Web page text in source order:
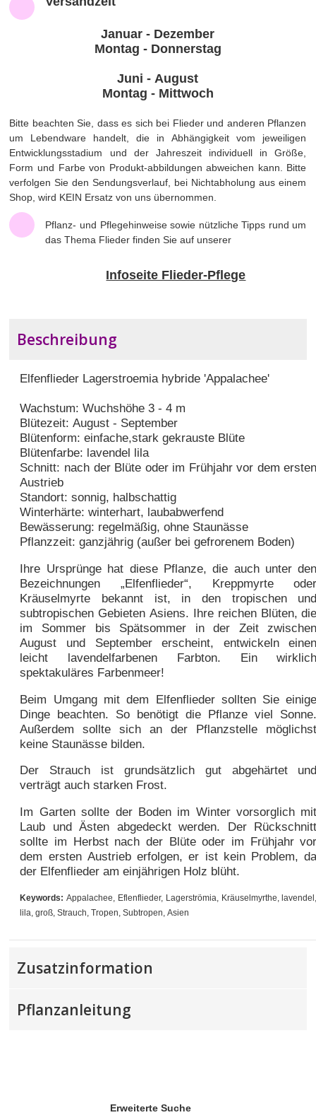
Januar - Dezember
Montag - Donnerstag
Juni - August
Montag - Mittwoch
Bitte beachten Sie, dass es sich bei Flieder und anderen Pflanzen
um Lebendware handelt, die in Abhängigkeit vom jeweiligen
Entwicklungsstadium und der Jahreszeit individuell in Größe,
Form und Farbe von Produkt-abbildungen abweichen kann. Bitte
verfolgen Sie den Sendungsverlauf, bei Nichtabholung aus einem
Shop, wird KEIN Ersatz von uns übernommen.
Pflanz- und Pflegehinweise sowie nützliche Tipps rund um
das Thema Flieder finden Sie auf unserer
Infoseite Flieder-Pflege
Beschreibung
Elfenflieder Lagerstroemia hybride 'Appalachee'
Wachstum: Wuchshöhe 3 - 4 m
Blütezeit: August - September
Blütenform: einfache,stark gekrauste Blüte
Blütenfarbe: lavendel lila
Schnitt: nach der Blüte oder im Frühjahr vor dem
Austrieb
Standort: sonnig, halbschattig
Winterhärte: winterhart, laubabwerfend
Bewässerung: regelmäßig, ohne Staunässe
Pflanzzeit: ganzjährig (außer bei gefrorenem Boden)
Ihre Ursprünge hat diese Pflanze, die auch unter
Bezeichnungen „Elfenflieder“, Kreppmyrte
Kräuselmyrte bekannt ist, in den tropischen
subtropischen Gebieten Asiens. Ihre reichen Blüten,
im Sommer bis Spätsommer in der Zeit
August und September erscheint, entwickeln
leicht lavendelfarbenen Farbton. Ein
spektakuläres Farbenmeer!
Beim Umgang mit dem Elfenflieder sollten Sie
Dinge beachten. So benötigt die Pflanze viel
Außerdem sollte sich an der Pflanzstelle
keine Staunässe bilden.
Der Strauch ist grundsätzlich gut abgehärtet
verträgt auch starken Frost.
Im Garten sollte der Boden im Winter vorsorglich
Laub und Ästen abgedeckt werden. Der
sollte im Herbst nach der Blüte oder im Frühjahr
dem ersten Austrieb erfolgen, er ist kein Problem,
der Elfenflieder am einjährigen Holz blüht.
Keywords: Appalachee, Eflenflieder, Lagerströmia, Kräuselmyrthe,
lila, groß, Strauch, Tropen, Subtropen, Asien
Zusatzinformation
Pflanzanleitung
Erweiterte Suche